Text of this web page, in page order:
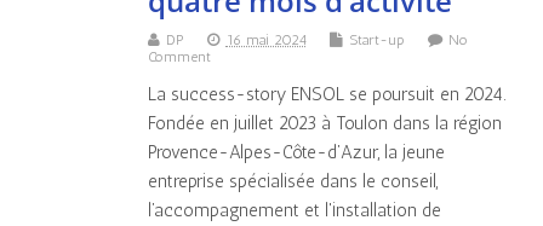
DP 16 mai 2024 Start-up
No
Comment
La success-story ENSOL se poursuit en 2024.
Fondée en juillet 2023 à Toulon dans la région
Provence-Alpes-Côte-d’Azur, la jeune
entreprise spécialisée dans le conseil,
l’accompagnement et l'installation de